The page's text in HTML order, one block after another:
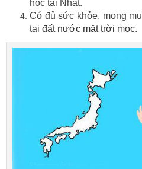
học tại Nhật.
Có đủ sức khỏe, mong
tại đất nước mặt trời mọc.